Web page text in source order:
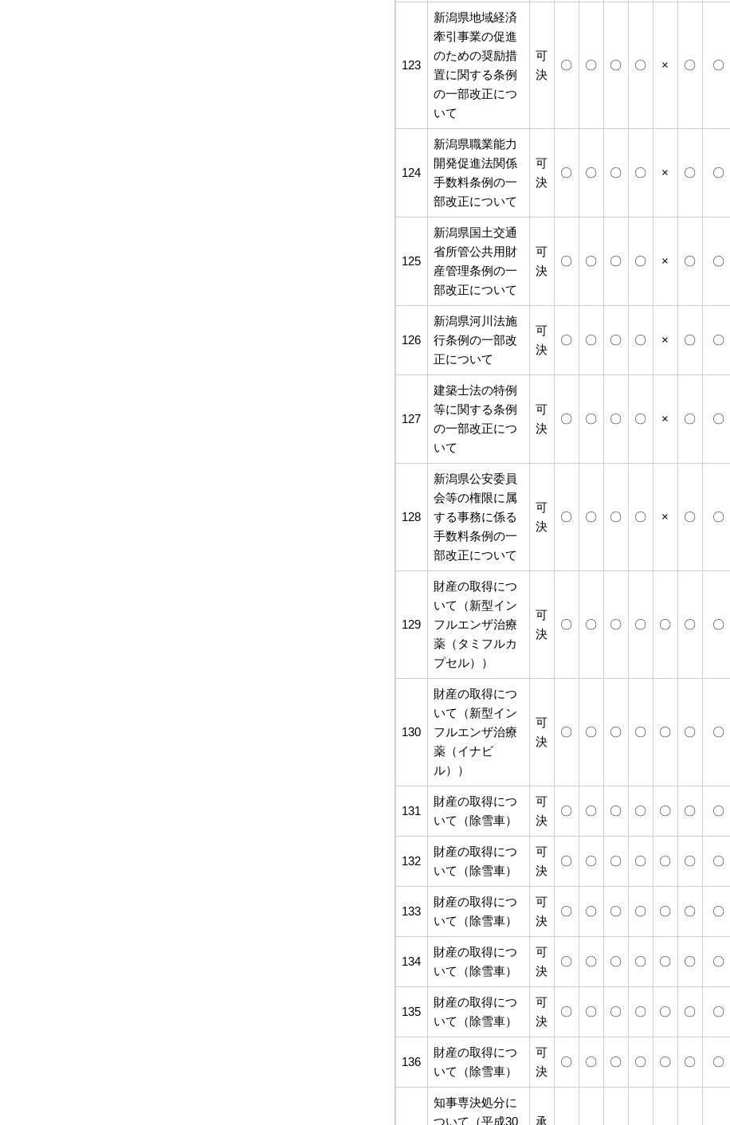
123
新潟県地域経済
牽引事業の促進
のための奨励措
置に関する条例
の一部改正につ
いて
可
決
〇 〇 〇 〇 × 〇 〇
124
新潟県職業能力
開発促進法関係
手数料条例の一
部改正について
可
決
〇 〇 〇 〇 × 〇 〇
125
新潟県国土交通
省所管公共用財
産管理条例の一
部改正について
可
決
〇 〇 〇 〇 × 〇 〇
126
新潟県河川法施
行条例の一部改
正について
可
決
〇 〇 〇 〇 × 〇 〇
127
建築士法の特例
等に関する条例
の一部改正につ
いて
可
決
〇 〇 〇 〇 × 〇 〇
128
新潟県公安委員
会等の権限に属
する事務に係る
手数料条例の一
部改正について
可
決
〇 〇 〇 〇 × 〇 〇
129
財産の取得につ
いて（新型イン
フルエンザ治療
薬（タミフルカ
プセル））
可
決
〇 〇 〇 〇 〇 〇 〇
130
財産の取得につ
いて（新型イン
フルエンザ治療
薬（イナビ
ル））
可
決
〇 〇 〇 〇 〇 〇 〇
131
財産の取得につ
いて（除雪車）
可
決
〇 〇 〇 〇 〇 〇 〇
132
財産の取得につ
いて（除雪車）
可
決
〇 〇 〇 〇 〇 〇 〇
133
財産の取得につ
いて（除雪車）
可
決
〇 〇 〇 〇 〇 〇 〇
134
財産の取得につ
いて（除雪車）
可
決
〇 〇 〇 〇 〇 〇 〇
135
財産の取得につ
いて（除雪車）
可
決
〇 〇 〇 〇 〇 〇 〇
136
財産の取得につ
いて（除雪車）
可
決
〇 〇 〇 〇 〇 〇 〇
知事専決処分に
ついて（平成30
承